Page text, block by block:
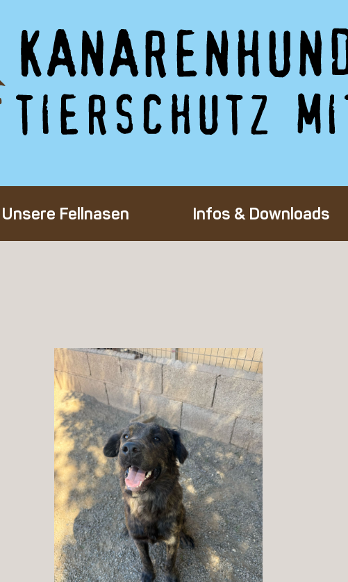
Unsere Fellnasen
Alle Hunde
Infos & Downloads
Adoption eines
Pflegestelle
Mitgliedschaft
Spenden